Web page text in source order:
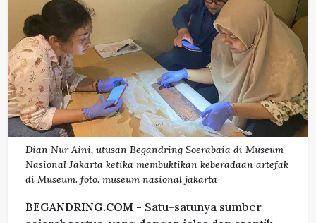
Dian Nur Aini, utusan Begandring Soerabaia di Museum
Nasional Jakarta ketika membuktikan keberadaan artefak
di Museum. foto. museum nasional jakarta
BEGANDRING.COM - Satu-satunya sumber